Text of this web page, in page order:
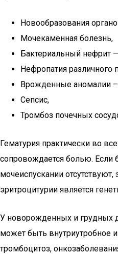
Новообразования
Мочекаменная болезнь,
Бактериальный нефрит
Нефропатия различного
Врожденные аномалии –
Сепсис,
Тромбоз почечных
Гематурия практически во
сопровождается болью.
мочеиспускании отсутствуют,
эритроцитурии является
У новорожденных и грудных
может быть внутриутробное
тромбоцитоз,